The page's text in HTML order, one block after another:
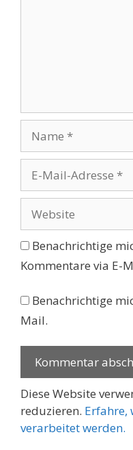
Mail-
Adresse
Benachrichtige
Kommentare via E-
Benachrichtige
Mail.
Diese Website
reduzieren. Erfahre,
verarbeitet werden.